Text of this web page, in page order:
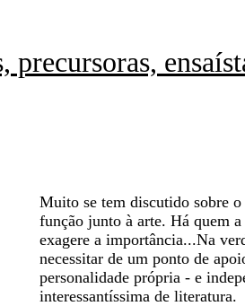
precursoras,
Muito se tem discutido sobre
função junto à arte. Há quem
exagere a importância...Na
necessitar de um ponto de
personalidade própria - e
interessantíssima de literatura.